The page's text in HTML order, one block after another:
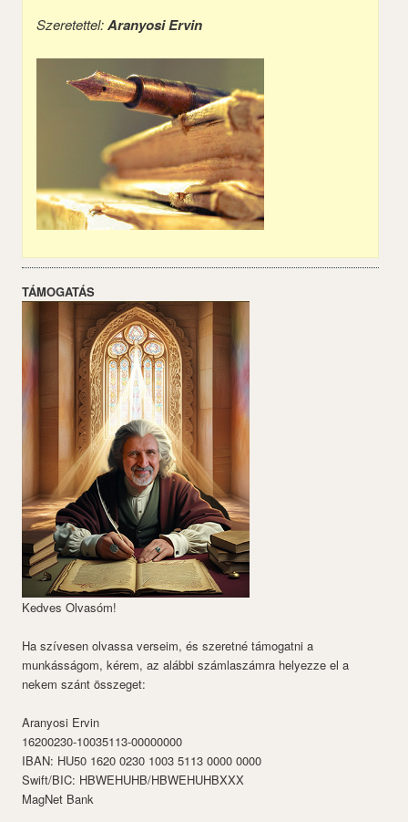
Szeretettel:Aranyosi Ervin
TÁMOGATÁS
Kedves Olvasóm!
Ha szívesen olvassa verseim, és szeretné támogatni a
munkásságom, kérem, az alábbi számlaszámra helyezze el a
nekem szánt összeget:
Aranyosi Ervin
16200230-10035113-00000000
IBAN: HU50 1620 0230 1003 5113 0000 0000
Swift/BIC: HBWEHUHB/HBWEHUHBXXX
MagNet Bank